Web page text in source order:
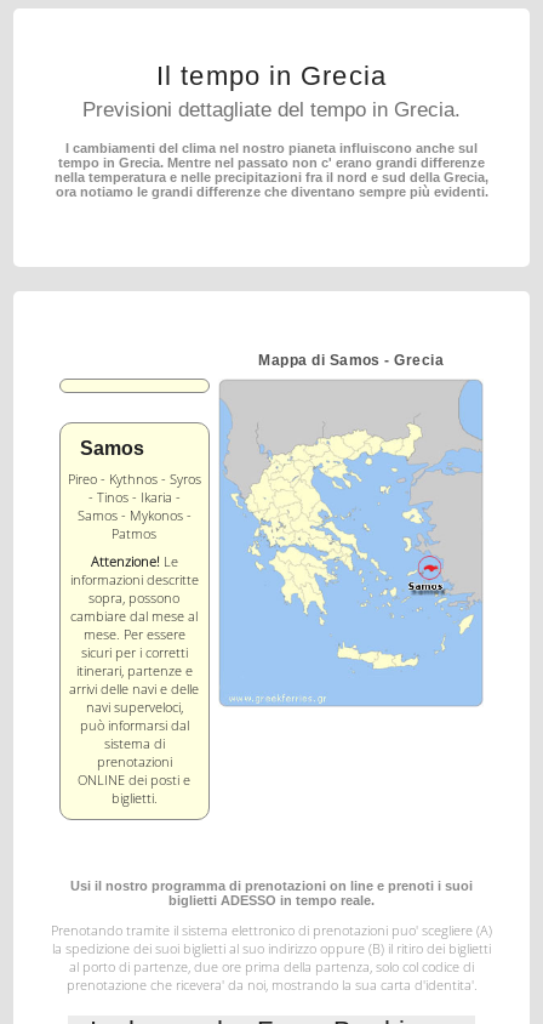
Il tempo in Grecia
Previsioni dettagliate del tempo in Grecia.
I cambiamenti del clima nel nostro pianeta influiscono anche sul
tempo in Grecia. Mentre nel passato non c' erano grandi differenze
nella temperatura e nelle precipitazioni fra il nord e sud della Grecia,
ora notiamo le grandi differenze che diventano sempre più evidenti.
Samos
Pireo - Kythnos - Syros
- Tinos - Ikaria -
Samos - Mykonos -
Patmos
Attenzione! Le
informazioni descritte
sopra, possono
cambiare dal mese al
mese. Per essere
sicuri per i corretti
itinerari, partenze e
arrivi delle navi e delle
navi superveloci,
può informarsi dal
sistema di
prenotazioni
ONLINE dei posti e
biglietti.
Mappa di Samos - Grecia
Usi il nostro programma di prenotazioni on line e prenoti i suoi
biglietti ADESSO in tempo reale.
Prenotando tramite il sistema elettronico di prenotazioni puo' scegliere (A)
la spedizione dei suoi biglietti al suo indirizzo oppure (B) il ritiro dei biglietti
al porto di partenze, due ore prima della partenza, solo col codice di
prenotazione che ricevera' da noi, mostrando la sua carta d'identita'.